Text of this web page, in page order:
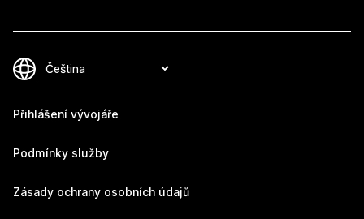
Přihlášení vývojáře
Podmínky služby
Zásady ochrany osobních údajů